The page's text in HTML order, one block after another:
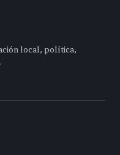
local, política,